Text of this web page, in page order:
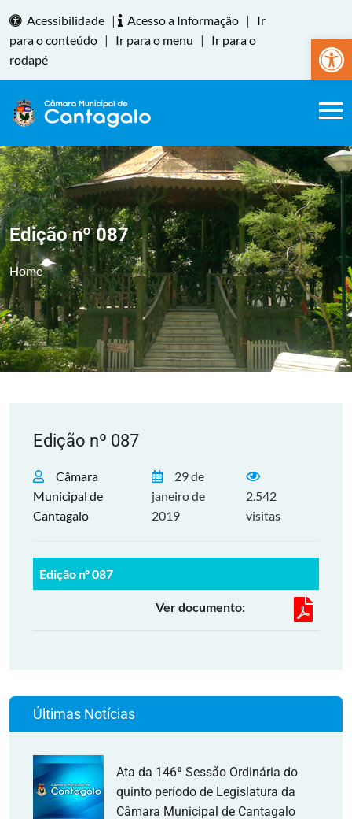
Abrir
Acessibilidade | Acesso a Informação |
Ir
para o conteúdo | Ir para o menu |
Ir para o
rodapé
Edição nº 087
Home
Edição nº 087
Câmara
Municipal de
Cantagalo
29 de
janeiro de
2019
2.542
visitas
Edição nº 087
Ver documento:
Últimas Notícias
Ata da 146ª Sessão Ordinária do
quinto período de Legislatura da
Câmara Municipal de Cantagalo